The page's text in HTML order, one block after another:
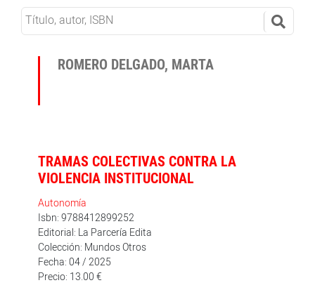
ROMERO DELGADO, MARTA
TRAMAS COLECTIVAS CONTRA LA
VIOLENCIA INSTITUCIONAL
Autonomía
Isbn: 9788412899252
Editorial: La Parcería Edita
Colección: Mundos Otros
Fecha: 04 / 2025
Precio: 13.00 €